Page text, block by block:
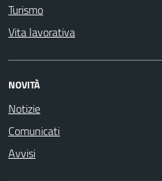
Turismo
Vita lavorativa
NOVITÀ
Notizie
Comunicati
Avvisi